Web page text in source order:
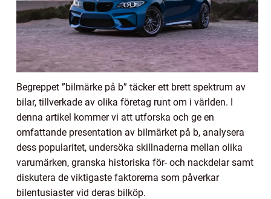
Begreppet ”bilmärke på b” täcker ett brett spektrum av
bilar, tillverkade av olika företag runt om i världen. I
denna artikel kommer vi att utforska och ge en
omfattande presentation av bilmärket på b, analysera
dess popularitet, undersöka skillnaderna mellan olika
varumärken, granska historiska för- och nackdelar samt
diskutera de viktigaste faktorerna som påverkar
bilentusiaster vid deras bilköp.